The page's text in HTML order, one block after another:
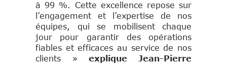
à 99 %. Cette excellence repose sur
l’engagement et l’expertise de nos
équipes, qui se mobilisent chaque
jour pour garantir des opérations
fiables et efficaces au service de nos
clients »explique Jean-Pierre